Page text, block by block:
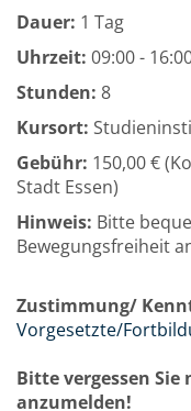
Dauer: 1 Tag
Uhrzeit: 09:00 -
Stunden: 8
Kursort:
Gebühr: 150,00 €
Stadt Essen)
Hinweis: Bitte
Bewegungsfreiheit
Zustimmung/
Vorgesetzte/
Bitte vergessen
anzumelden!